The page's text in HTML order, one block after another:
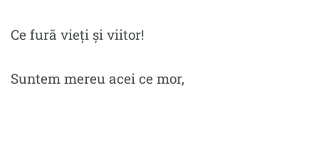
Ce fură vieți și viitor!
Suntem mereu acei ce mor,